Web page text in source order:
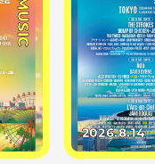
#MUSIC
2026.8.14